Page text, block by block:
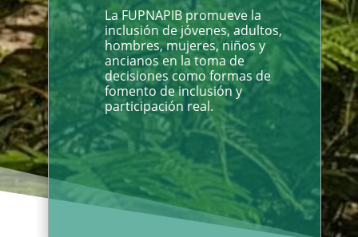
La FUPNAPIB promueve la
inclusión de jóvenes, adultos,
hombres, mujeres, niños y
ancianos en la toma de
decisiones como formas de
fomento de inclusión y
participación real.